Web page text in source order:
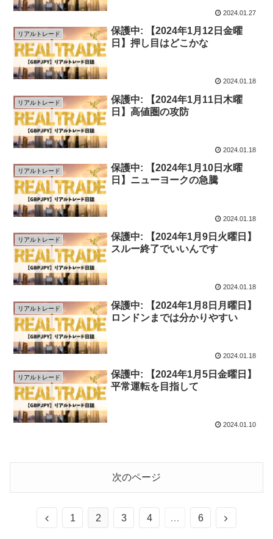
2024.01.27
リアルトレード
保護中: 【2024年1月12日金曜
日】押し目はどこかな
2024.01.18
リアルトレード
保護中: 【2024年1月11日木曜
日】高値圏の攻防
2024.01.18
リアルトレード
保護中: 【2024年1月10日水曜
日】ニューヨークの急騰
2024.01.18
リアルトレード
保護中: 【2024年1月9日火曜日】
スルー終了でいいんです
2024.01.18
リアルトレード
保護中: 【2024年1月8日月曜日】
ロンドンまでは分かりやすい
2024.01.18
リアルトレード
保護中: 【2024年1月5日金曜日】
平常運転を目指して
2024.01.10
次のページ
前
1 2 3 4 … 6
次